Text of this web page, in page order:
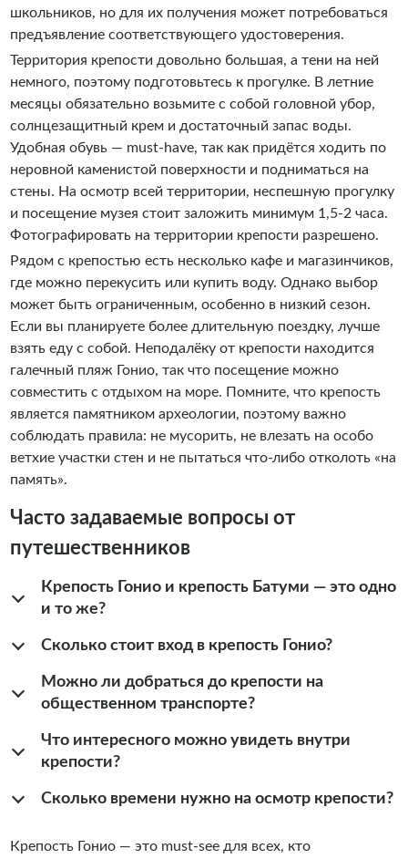
школьников, но для их получения может потребоваться
предъявление соответствующего удостоверения.
Территория крепости довольно большая, а тени на ней
немного, поэтому подготовьтесь к прогулке. В летние
месяцы обязательно возьмите с собой головной убор,
солнцезащитный крем и достаточный запас воды.
Удобная обувь — must-have, так как придётся ходить по
неровной каменистой поверхности и подниматься на
стены. На осмотр всей территории, неспешную прогулку
и посещение музея стоит заложить минимум 1,5-2 часа.
Фотографировать на территории крепости разрешено.
Рядом с крепостью есть несколько кафе и магазинчиков,
где можно перекусить или купить воду. Однако выбор
может быть ограниченным, особенно в низкий сезон.
Если вы планируете более длительную поездку, лучше
взять еду с собой. Неподалёку от крепости находится
галечный пляж Гонио, так что посещение можно
совместить с отдыхом на море. Помните, что крепость
является памятником археологии, поэтому важно
соблюдать правила: не мусорить, не влезать на особо
ветхие участки стен и не пытаться что-либо отколоть «на
память».
Часто задаваемые вопросы от
путешественников
Крепость Гонио и крепость Батуми — это одно
и то же?
Сколько стоит вход в крепость Гонио?
Можно ли добраться до крепости на
общественном транспорте?
Что интересного можно увидеть внутри
крепости?
Сколько времени нужно на осмотр крепости?
Крепость Гонио — это must-see для всех, кто